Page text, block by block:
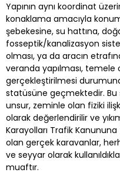
Yapının aynı koordinat
konaklama amacıyla
şebekesine, su hattına,
fosseptik/kanalizasyon
olması, ya da aracın
veranda yapılması,
gerçekleştirilmesi
statüsüne geçmektedir. Bu
unsur, zeminle olan fiziki
olarak değerlendirilir ve
Karayolları Trafik
olan gerçek karavanlar,
ve seyyar olarak
muaftır.